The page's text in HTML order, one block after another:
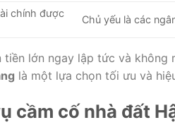
chính được
Chủ yếu là các
tiền lớn ngay lập tức và
là một lựa chọn tối ưu và
cầm cố nhà đất